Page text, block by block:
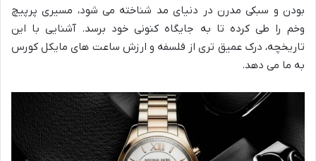
بودن و سبکی مدرن در دنیای مد شناخته می شود، مسیری پرپیچ
وخم را طی کرده تا به جایگاه کنونی خود برسد. آشنایی با این
تاریخچه، درک عمیق تری از فلسفه و ارزش ساعت های مایکل کورس
به ما می دهد.